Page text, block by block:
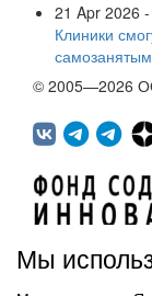
21 Apr 2026
Клиники
самозанятым
© 2005—2026
Мы